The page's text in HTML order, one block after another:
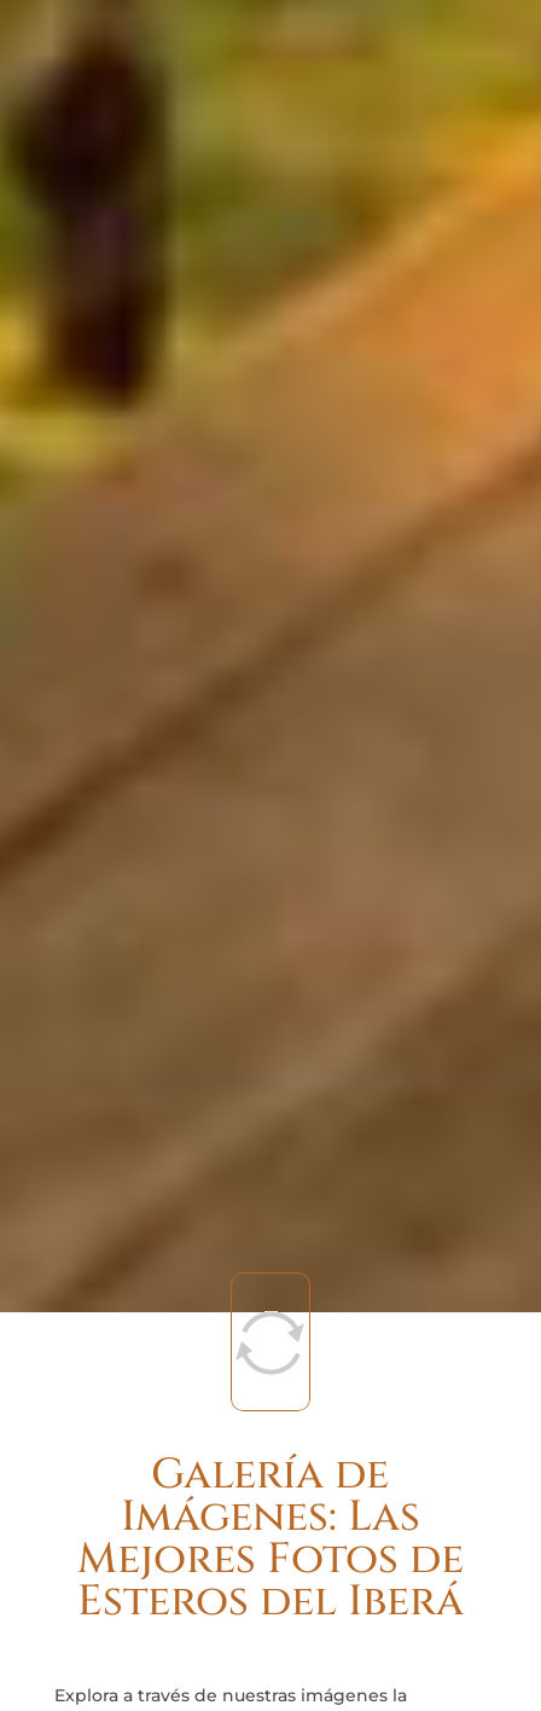
Galería de
Imágenes: Las
Mejores Fotos de
Esteros del Iberá
Explora a través de nuestras imágenes la